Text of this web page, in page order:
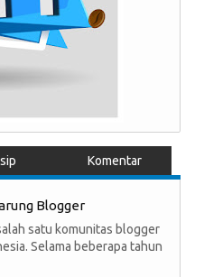
Komentar
Blogger
satu komunitas blogger
Selama beberapa tahun